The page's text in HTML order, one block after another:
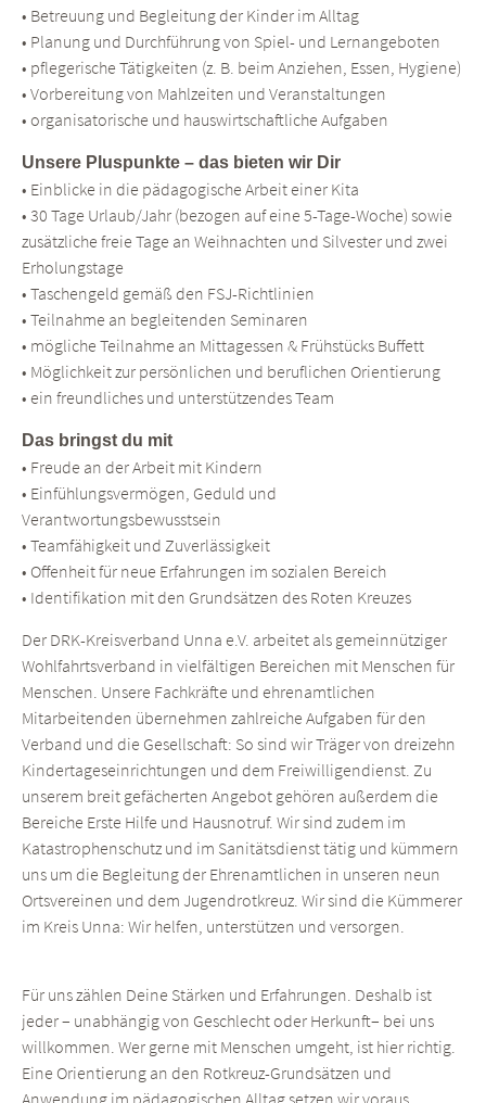
• Betreuung und Begleitung der Kinder im Alltag
• Planung und Durchführung von Spiel- und Lernangeboten
• pflegerische Tätigkeiten (z. B. beim Anziehen, Essen, Hygiene)
• Vorbereitung von Mahlzeiten und Veranstaltungen
• organisatorische und hauswirtschaftliche Aufgaben
Unsere Pluspunkte – das bieten wir Dir
• Einblicke in die pädagogische Arbeit einer Kita
• 30 Tage Urlaub/Jahr (bezogen auf eine 5-Tage-Woche) sowie
zusätzliche freie Tage an Weihnachten und Silvester und zwei
Erholungstage
• Taschengeld gemäß den FSJ-Richtlinien
• Teilnahme an begleitenden Seminaren
• mögliche Teilnahme an Mittagessen & Frühstücks Buffett
• Möglichkeit zur persönlichen und beruflichen Orientierung
• ein freundliches und unterstützendes Team
Das bringst du mit
• Freude an der Arbeit mit Kindern
• Einfühlungsvermögen, Geduld und
Verantwortungsbewusstsein
• Teamfähigkeit und Zuverlässigkeit
• Offenheit für neue Erfahrungen im sozialen Bereich
• Identifikation mit den Grundsätzen des Roten Kreuzes
Der DRK-Kreisverband Unna e.V. arbeitet als gemeinnütziger
Wohlfahrtsverband in vielfältigen Bereichen mit Menschen für
Menschen. Unsere Fachkräfte und ehrenamtlichen
Mitarbeitenden übernehmen zahlreiche Aufgaben für den
Verband und die Gesellschaft: So sind wir Träger von dreizehn
Kindertageseinrichtungen und dem Freiwilligendienst. Zu
unserem breit gefächerten Angebot gehören außerdem die
Bereiche Erste Hilfe und Hausnotruf. Wir sind zudem im
Katastrophenschutz und im Sanitätsdienst tätig und kümmern
uns um die Begleitung der Ehrenamtlichen in unseren neun
Ortsvereinen und dem Jugendrotkreuz. Wir sind die Kümmerer
im Kreis Unna: Wir helfen, unterstützen und versorgen.
Für uns zählen Deine Stärken und Erfahrungen. Deshalb ist
jeder – unabhängig von Geschlecht oder Herkunft– bei uns
willkommen. Wer gerne mit Menschen umgeht, ist hier richtig.
Eine Orientierung an den Rotkreuz-Grundsätzen und
Anwendung im pädagogischen Alltag setzen wir voraus.